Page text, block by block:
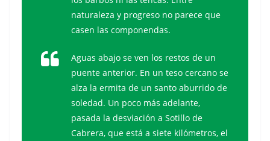
naturaleza y progreso no parece que
casen las componendas.
Aguas abajo se ven los restos de un
puente anterior. En un teso cercano se
alza la ermita de un santo aburrido de
soledad. Un poco más adelante,
pasada la desviación a Sotillo de
Cabrera, que está a siete kilómetros, el